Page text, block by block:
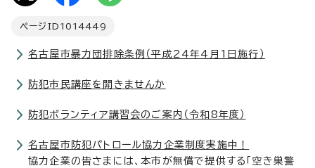
ページID 1014449
名古屋市暴力団排除条例（平成24年4月1日施行）
防犯市民講座を開きませんか
防犯ボランティア講習会のご案内（令和8年度）
名古屋市防犯パトロール協力企業制度実施中！
協力企業の皆さまには、本市が無償で提供する「空き巣警